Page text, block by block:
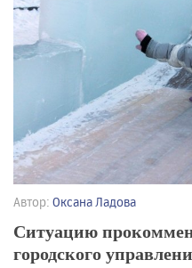
Автор: Оксана Ладова
Ситуацию
городского